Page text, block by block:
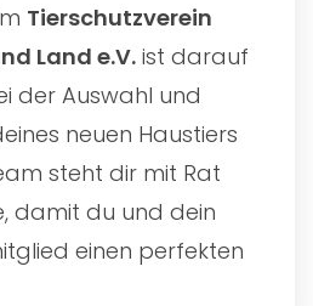
Tierschutzverein
Land e.V. ist darauf
der Auswahl und
neuen Haustiers
steht dir mit Rat
damit du und dein
einen perfekten